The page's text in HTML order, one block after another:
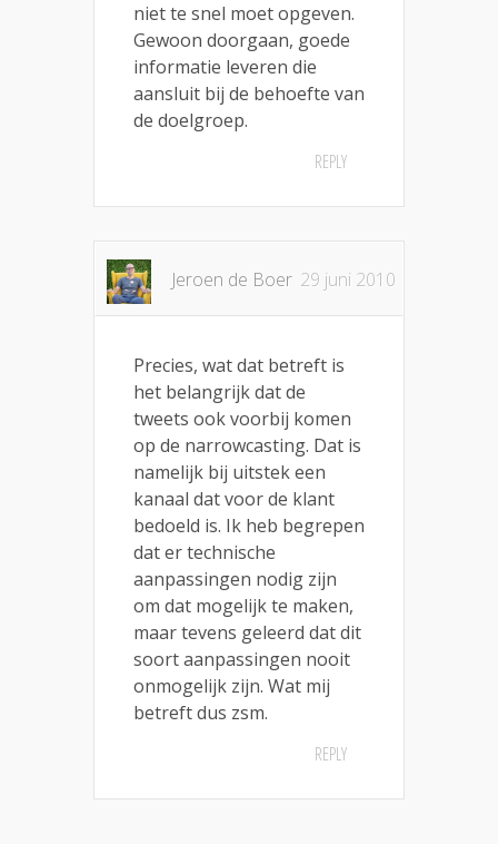
niet te snel moet opgeven.
Gewoon doorgaan, goede
informatie leveren die
aansluit bij de behoefte van
de doelgroep.
REPLY
Jeroen de Boer 29 juni 2010
Precies, wat dat betreft is
het belangrijk dat de
tweets ook voorbij komen
op de narrowcasting. Dat is
namelijk bij uitstek een
kanaal dat voor de klant
bedoeld is. Ik heb begrepen
dat er technische
aanpassingen nodig zijn
om dat mogelijk te maken,
maar tevens geleerd dat dit
soort aanpassingen nooit
onmogelijk zijn. Wat mij
betreft dus zsm.
REPLY